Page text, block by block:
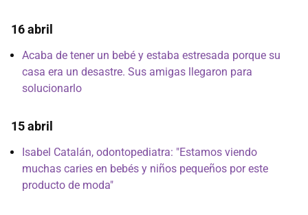
16 abril
Acaba de tener un bebé y estaba estresada porque su
casa era un desastre. Sus amigas llegaron para
solucionarlo
15 abril
Isabel Catalán, odontopediatra: "Estamos viendo
muchas caries en bebés y niños pequeños por este
producto de moda"